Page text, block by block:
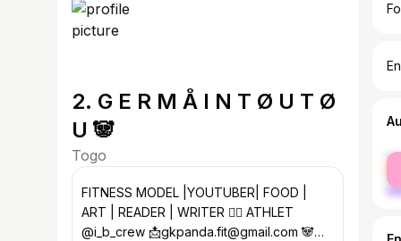
2. G E R M Å I N T Ø U T Ø
U 🐼
Togo
FITNESS MODEL |YOUTUBER| FOOD |
ART | READER | WRITER ✍🏾 ATHLET
@i_b_crew 📩gkpanda.fit@gmail.com 🐼